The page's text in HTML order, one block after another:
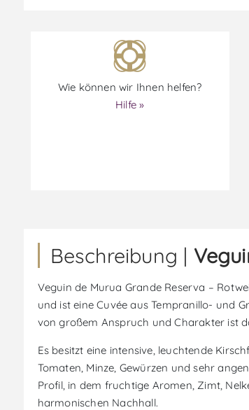
Wie können wir Ihnen helfen?
Hilfe »
Beschreibung |
Veguin de Murua Grande Reserva –
und ist eine Cuvée aus Tempranillo- und
von großem Anspruch und Charakter ist
Es besitzt eine intensive, leuchtende
Tomaten, Minze, Gewürzen und sehr
Profil, in dem fruchtige Aromen, Zimt,
harmonischen Nachhall.